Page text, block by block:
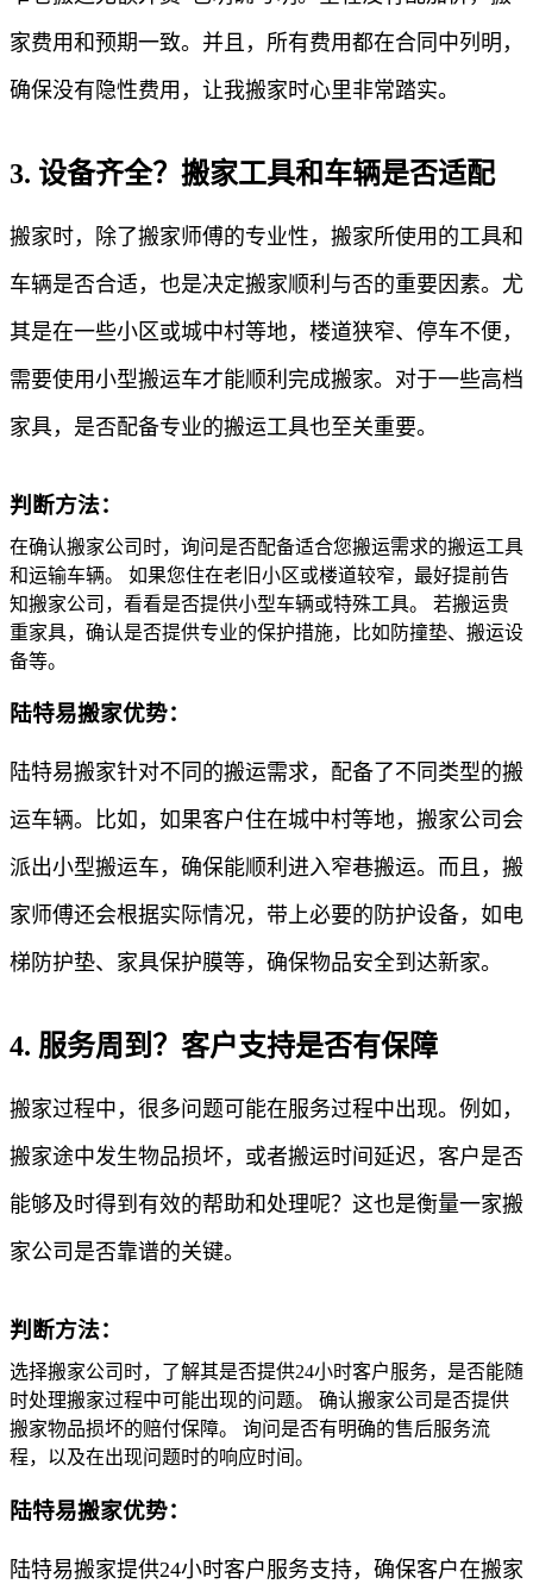
家费用和预期一致。并且，所有费用都在合同中列明，
确保没有隐性费用，让我搬家时心里非常踏实。
3. 设备齐全？搬家工具和车辆是否适配
搬家时，除了搬家师傅的专业性，搬家所使用的工具和
车辆是否合适，也是决定搬家顺利与否的重要因素。尤
其是在一些小区或城中村等地，楼道狭窄、停车不便，
需要使用小型搬运车才能顺利完成搬家。对于一些高档
家具，是否配备专业的搬运工具也至关重要。
判断方法：
在确认搬家公司时，询问是否配备适合您搬运需求的搬运工具
和运输车辆。 如果您住在老旧小区或楼道较窄，最好提前告
知搬家公司，看看是否提供小型车辆或特殊工具。 若搬运贵
重家具，确认是否提供专业的保护措施，比如防撞垫、搬运设
备等。
陆特易搬家优势：
陆特易搬家针对不同的搬运需求，配备了不同类型的搬
运车辆。比如，如果客户住在城中村等地，搬家公司会
派出小型搬运车，确保能顺利进入窄巷搬运。而且，搬
家师傅还会根据实际情况，带上必要的防护设备，如电
梯防护垫、家具保护膜等，确保物品安全到达新家。
4. 服务周到？客户支持是否有保障
搬家过程中，很多问题可能在服务过程中出现。例如，
搬家途中发生物品损坏，或者搬运时间延迟，客户是否
能够及时得到有效的帮助和处理呢？这也是衡量一家搬
家公司是否靠谱的关键。
判断方法：
选择搬家公司时，了解其是否提供24小时客户服务，是否能随
时处理搬家过程中可能出现的问题。 确认搬家公司是否提供
搬家物品损坏的赔付保障。 询问是否有明确的售后服务流
程，以及在出现问题时的响应时间。
陆特易搬家优势：
陆特易搬家提供24小时客户服务支持，确保客户在搬家